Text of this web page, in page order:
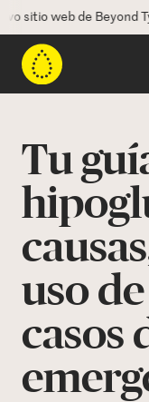
web de Beyond Type
Beyond Type 2
Recursos
Programas
Tu
uso
casos